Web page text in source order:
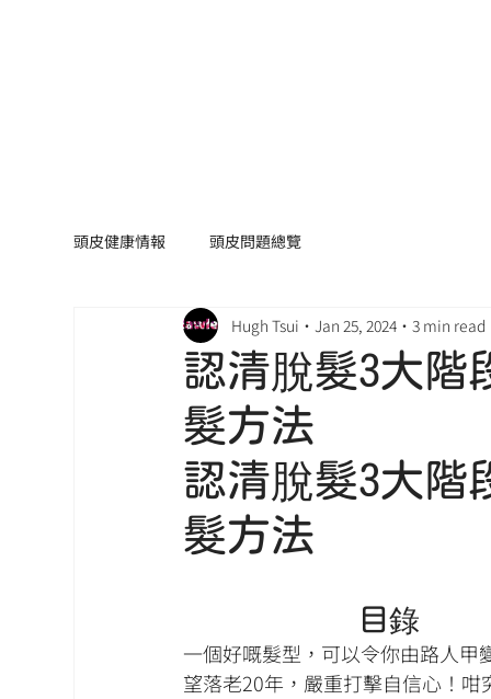
頭皮健康情報 頭皮問題總覽
認清脫髮3大階
髮方法
Hugh Tsui Jan 25, 2024 3 min read
認清脫髮3大階
髮方法
一個好嘅髮型，可以令你由路人
望落老20年，嚴重打擊自信心！